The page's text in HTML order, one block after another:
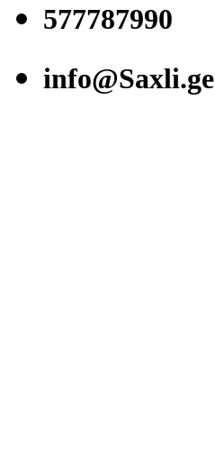
577787990
info@Saxli.ge